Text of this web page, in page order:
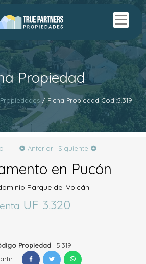
Propiedad
/ Ficha Propiedad Cod.:5.319
Anterior Siguiente
en Pucón
Parque del Volcán
UF 3.320
Propiedad: 5.319
: